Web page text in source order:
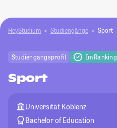
HeyStudium Studiengänge Sport
Studiengangsprofil Im Ranking
Sport
Universität Koblenz
Bachelor of Education